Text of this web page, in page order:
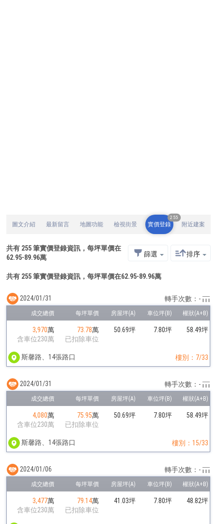
圖文介紹 最新留言 地圖功能 檢視街景 實價登錄
255
附近建案
共有 255筆實價登錄資訊，每坪單價在
62.95-89.96萬 篩選 排序
共有 255 筆實價登錄資訊，每坪單價在62.95-89.96萬
3,970萬
含車位230萬
73.78萬
已扣除車位
50.69坪 7.80坪 58.49坪
斯馨路、14張路口 樓別：7/33
2024/01/31 轉手次數：-
4,080萬
含車位230萬
75.95萬
已扣除車位
50.69坪 7.80坪 58.49坪
斯馨路、14張路口 樓別：15/33
2024/01/31 轉手次數：-
3,477萬
含車位230萬
79.14萬
已扣除車位
41.03坪 7.80坪 48.82坪
2024/01/06 轉手次數：-